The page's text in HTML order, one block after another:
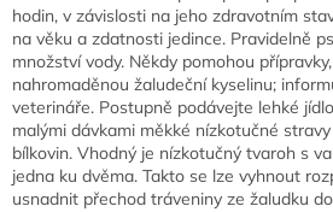
hodin, v závislosti na jeho zdravotním
na věku a zdatnosti jedince. Pravidelně
množství vody. Někdy pomohou
nahromaděnou žaludeční kyselinu;
veterináře. Postupně podávejte lehké
malými dávkami měkké nízkotučné
bílkovin. Vhodný je nízkotučný tvaroh s
jedna ku dvěma. Takto se lze vyhnout
usnadnit přechod tráveniny ze žaludku